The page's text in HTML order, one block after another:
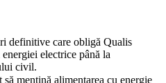
definitive care obligă Qualis
electrice până la
civil.
mențină alimentarea cu energie